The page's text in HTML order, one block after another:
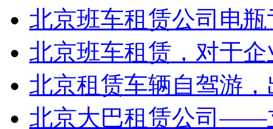
北京班车租赁公司电
北京班车租赁，对于
北京租赁车辆自驾游
北京大巴租赁公司——